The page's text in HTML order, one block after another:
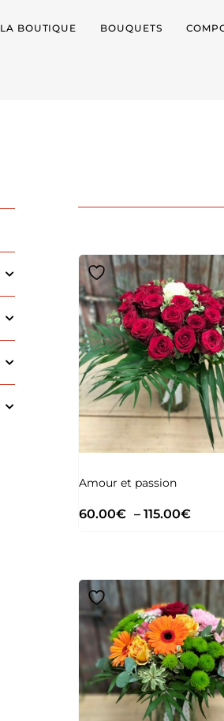
LA BOUTIQUE BOUQUETS
Amour et passion
60.00€ – 115.00€